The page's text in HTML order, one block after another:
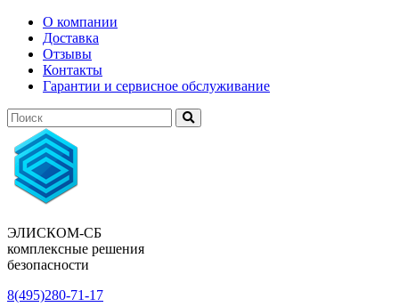
О компании
Доставка
Отзывы
Контакты
Гарантии и сервисное обслуживание
ЭЛИСКОМ-СБ
комплексные решения
безопасности
8(495)280-71-17